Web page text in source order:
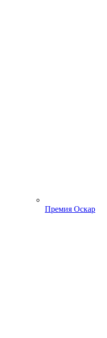
Премия Оскар